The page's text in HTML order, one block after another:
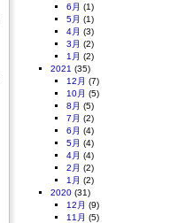
6月 (1)
5月 (1)
4月 (3)
3月 (2)
1月 (2)
2021 (35)
12月 (7)
10月 (5)
8月 (5)
7月 (2)
6月 (4)
5月 (4)
4月 (4)
2月 (2)
1月 (2)
2020 (31)
12月 (9)
11月 (5)